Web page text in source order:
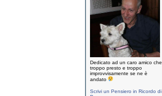
Dedicato ad un caro amico che
troppo presto e troppo
improvvisamente se ne è
andato
Scrivi un Pensiero in Ricordo di